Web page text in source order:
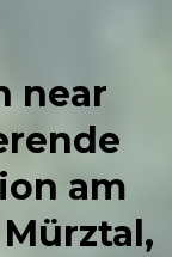
near
am